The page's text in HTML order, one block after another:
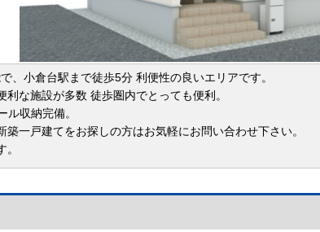
、小倉台駅まで徒歩5分 利便性の良いエリアです。
利な施設が多数 徒歩圏内でとっても便利。
ル収納完備。
築一戸建てをお探しの方はお気軽にお問い合わせ下さい。